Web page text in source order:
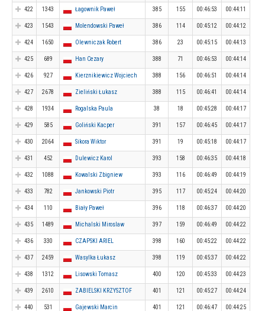
422 1343 Łagownik Paweł 385 155 00:46:53 00:44:11
423 1543 Molendowski Paweł 386 114 00:45:12 00:44:12
424 1650 Olewniczak Robert 386 23 00:45:15 00:44:13
425 689 Han Cezary 388 71 00:46:53 00:44:14
426 927 Kierznikiewicz Wojciech 388 156 00:46:51 00:44:14
427 2678 Zieliński Łukasz 388 115 00:46:41 00:44:14
428 1934 Rogalska Paula 38 18 00:45:28 00:44:17
429 585 Goliński Kacper 391 157 00:46:45 00:44:17
430 2064 Sikora Wiktor 391 19 00:45:18 00:44:17
431 452 Dulewicz Karol 393 158 00:46:35 00:44:18
432 1088 Kowalski Zbigniew 393 116 00:46:49 00:44:19
433 782 Jankowski Piotr 395 117 00:45:24 00:44:20
434 110 Biały Paweł 396 118 00:46:37 00:44:20
435 1489 Michalski Miroslaw 397 159 00:46:49 00:44:22
436 330 CZAPSKI ARIEL 398 160 00:45:22 00:44:22
437 2459 Wasylka Łukasz 398 119 00:45:37 00:44:22
438 1312 Lisowski Tomasz 400 120 00:45:33 00:44:23
439 2610 ZABIELSKI KRZYSZTOF 401 121 00:45:27 00:44:24
440 531 Gajewski Marcin 401 121 00:46:47 00:44:25